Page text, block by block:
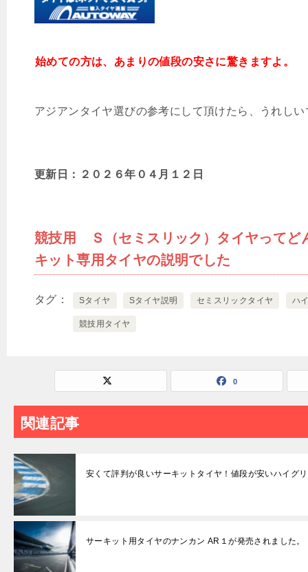
始めての方は、あまりの値段の安さに驚きますよ。
アジアンタイヤ選びの参考にして頂けたら、うれしい
更新日：２０２６年０４ 月１２日
競技用 Ｓ（セミスリック）タイヤってど
キット専用タイヤの説明でした
タグ Sタイヤ Sタイヤ説明 セミスリックタイヤ ハ
競技用タイヤ
0
関連記事
安くて評判が良いサーキットタイヤ！値段が安いハイグ
サーキット用タイヤのナンカン AR１が発売されました。